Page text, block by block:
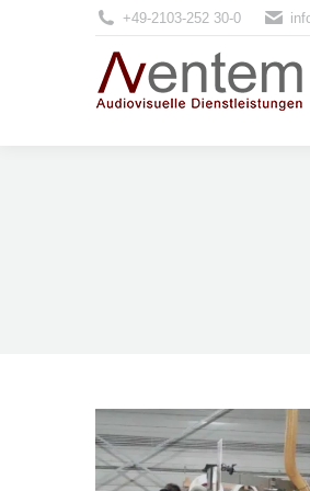
+49-2103-252 30-0
HOME ÜBER